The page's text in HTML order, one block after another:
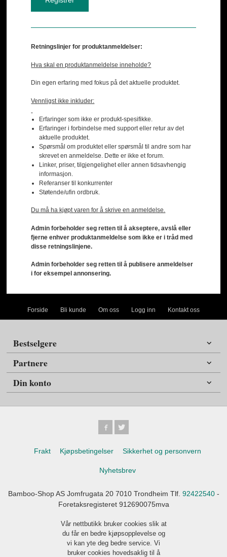
Retningslinjer for produktanmeldelser:
Hva skal en produktanmeldelse inneholde?
Din egen erfaring med fokus på det aktuelle produktet.
Vennligst ikke inkluder:
Erfaringer som ikke er produkt-spesifikke.
Erfaringer i forbindelse med support eller retur av det
aktuelle produktet.
Spørsmål om produktet eller spørsmål til andre som har
skrevet en anmeldelse. Dette er ikke et forum.
Linker, priser, tilgjengelighet eller annen tidsavhengig
informasjon.
Referanser til konkurrenter
Støtende/ufin ordbruk.
Du må ha kjøpt varen for å skrive en anmeldelse.
Admin forbeholder seg retten til å akseptere, avslå eller
fjerne enhver produktanmeldelse som ikke er i tråd med
disse retningslinjene.
Admin forbeholder seg retten til å publisere anmeldelser
i for eksempel annonsering.
Forside Bli kunde Om oss Logg inn Kontakt oss
Bestselgere
Partnere
Din konto
Frakt Kjøpsbetingelser Sikkerhet og personvern
Nyhetsbrev
Bamboo-Shop AS Jomfrugata 20 7010 Trondheim Tlf. 92422540-
Foretaksregisteret 912690075mva
Vår nettbutikk bruker cookies slik at
du får en bedre kjøpsopplevelse og
vi kan yte deg bedre service. Vi
bruker cookies hovedsaklig til å